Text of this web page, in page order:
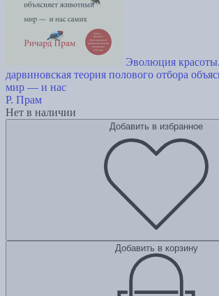
Эволюция
дарвиновская теория полового отбора
мир — и нас
Р. Прам
Нет в наличии
Добавить в избранное
Добавить в корзину